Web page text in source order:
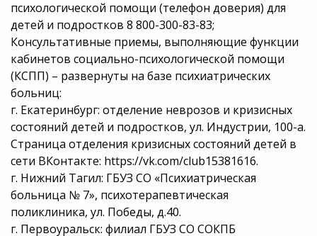
психологической помощи (телефон доверия) для
детей и подростков 8 800-300-83-83;
Консультативные приемы, выполняющие функции
кабинетов социально-психологической помощи
(КСПП) – развернуты на базе психиатрических
больниц:
г. Екатеринбург: отделение неврозов и кризисных
состояний детей и подростков, ул. Индустрии, 100-а.
Страница отделения кризисных состояний детей в
сети ВКонтакте: https://vk.com/club15381616.
г. Нижний Тагил: ГБУЗ СО «Психиатрическая
больница № 7», психотерапевтическая
поликлиника, ул. Победы, д.40.
г. Первоуральск: филиал ГБУЗ СО СОКПБ